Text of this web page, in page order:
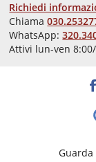
Richiedi
Chiama
WhatsApp:
Attivi lun-ven